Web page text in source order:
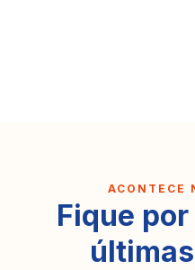
ACONTECE
Fique